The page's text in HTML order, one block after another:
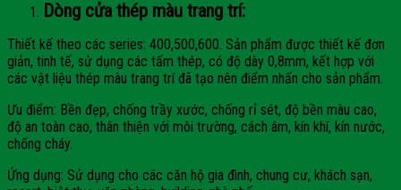
Dòng cửa thép màu trang trí:
Thiết kế theo các series: 400,500,600. Sản phẩm được thiết kế đơn
giản, tinh tế, sử dụng các tấm thép, có độ dày 0,8mm, kết hợp với
các vật liệu thép màu trang trí đã tạo nên điểm nhấn cho sản phẩm.
Ưu điểm: Bền đẹp, chống trầy xước, chống rỉ sét, độ bền màu cao,
độ an toàn cao, thân thiện với môi trường, cách âm, kín khí, kín nước,
chống cháy.
Ứng dụng: Sử dụng cho các căn hộ gia đình, chung cư, khách sạn,